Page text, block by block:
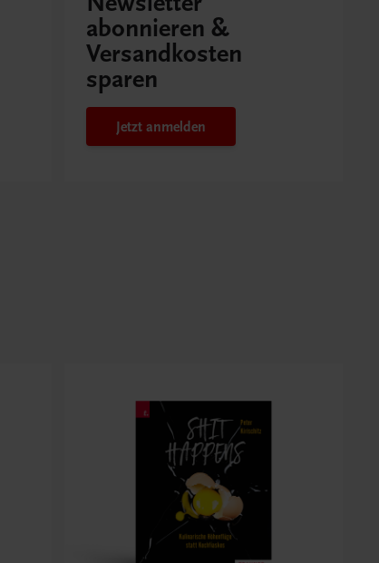
abonnieren &
Versandkosten
sparen
Jetzt anmelden